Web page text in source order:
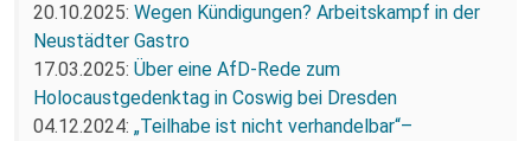
20.10.2025: Wegen Kündigungen? Arbeitskampf in der
Neustädter Gastro
17.03.2025: Über eine AfD-Rede zum
Holocaustgedenktag in Coswig bei Dresden
04.12.2024: „Teilhabe ist nicht verhandelbar“–